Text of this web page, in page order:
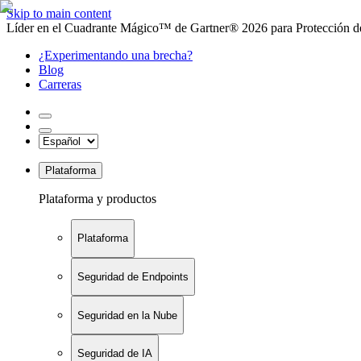
Skip to main content
Líder en el Cuadrante Mágico™ de Gartner® 2026 para Protección
¿Experimentando una brecha?
Blog
Carreras
Plataforma
Plataforma y productos
Plataforma
Seguridad de Endpoints
Seguridad en la Nube
Seguridad de IA